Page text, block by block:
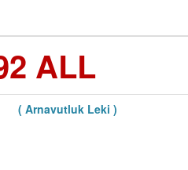
ALL
( Arnavutluk Leki )